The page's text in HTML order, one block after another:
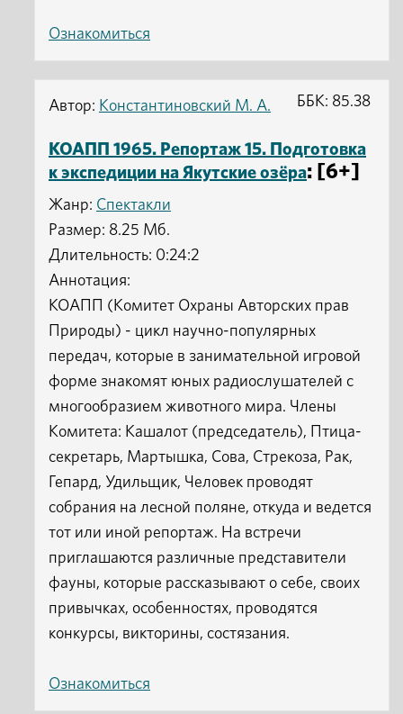
Ознакомиться
Автор: Константиновский М. А.
КОАПП 1965. Репортаж 15. Подготовка
к экспедиции на Якутские озёра: [6+]
Жанр: Спектакли
ББК: 85.38
Размер: 8.25 Мб.
Длительность: 0:24:2
Аннотация:
КОАПП (Комитет Охраны Авторских прав
Природы) - цикл научно-популярных
передач, которые в занимательной игровой
форме знакомят юных радиослушателей с
многообразием животного мира. Члены
Комитета: Кашалот (председатель), Птица-
секретарь, Мартышка, Сова, Стрекоза, Рак,
Гепард, Удильщик, Человек проводят
собрания на лесной поляне, откуда и ведется
тот или иной репортаж. На встречи
приглашаются различные представители
фауны, которые рассказывают о себе, своих
привычках, особенностях, проводятся
конкурсы, викторины, состязания.
Ознакомиться